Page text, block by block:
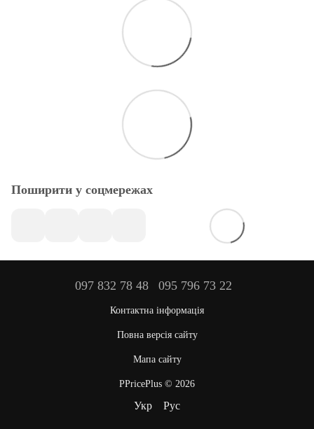
Поширити у соцмережах
097 832 78 48 095 796 73 22
Контактна інформація
Повна версія сайту
Мапа сайту
PPricePlus © 2026
Укр Рус